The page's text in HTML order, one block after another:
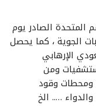
المتحدة الصادر يوم
الجوية ، كما يحصل
الإرهابي
ومن
ومحطات وقود
….. الخ